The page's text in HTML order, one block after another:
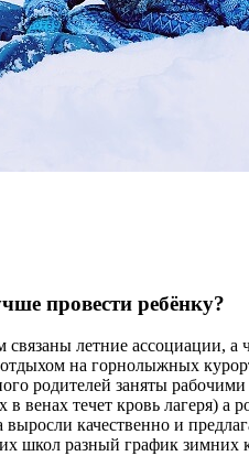
провести ребёнку?
летние ассоциации,
на горнолыжных
родителей заняты
венах течет кровь лагеря) а
выросли качественно и
школ разный график зимних